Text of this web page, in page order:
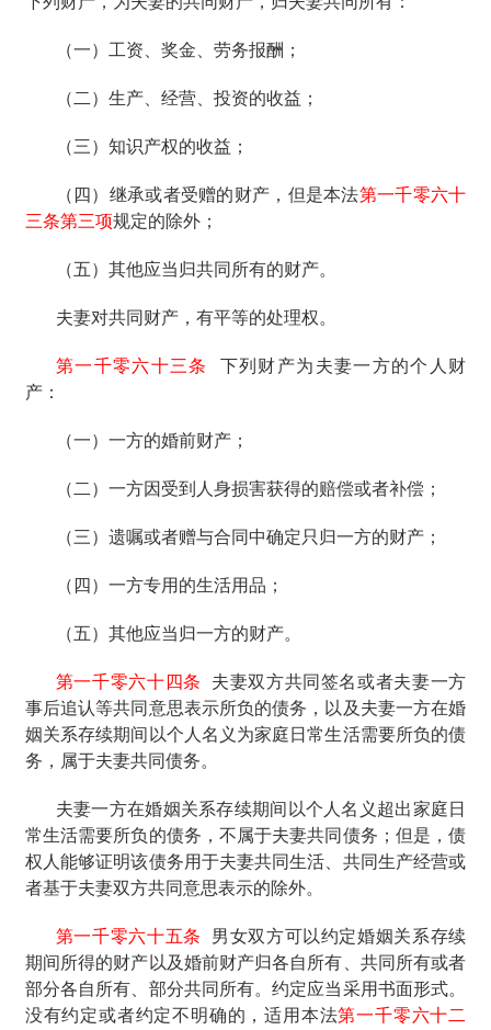
（一）工资、奖金、劳务报酬；
（二）生产、经营、投资的收益；
（三）知识产权的收益；
（四）继承或者受赠的财产，但是本法第一千零六十
三条第三项规定的除外；
（五）其他应当归共同所有的财产。
夫妻对共同财产，有平等的处理权。
第一千零六十三条
下列财产为夫妻一方的个人财
产：
（一）一方的婚前财产；
（二）一方因受到人身损害获得的赔偿或者补偿；
（三）遗嘱或者赠与合同中确定只归一方的财产；
（四）一方专用的生活用品；
（五）其他应当归一方的财产。
第一千零六十四条
夫妻双方共同签名或者夫妻一方
事后追认等共同意思表示所负的债务，以及夫妻一方在婚
姻关系存续期间以个人名义为家庭日常生活需要所负的债
务，属于夫妻共同债务。
夫妻一方在婚姻关系存续期间以个人名义超出家庭日
常生活需要所负的债务，不属于夫妻共同债务；但是，债
权人能够证明该债务用于夫妻共同生活、共同生产经营或
者基于夫妻双方共同意思表示的除外。
第一千零六十五条
男女双方可以约定婚姻关系存续
期间所得的财产以及婚前财产归各自所有、共同所有或者
部分各自所有、部分共同所有。约定应当采用书面形式。
没有约定或者约定不明确的，适用本法第一千零六十二